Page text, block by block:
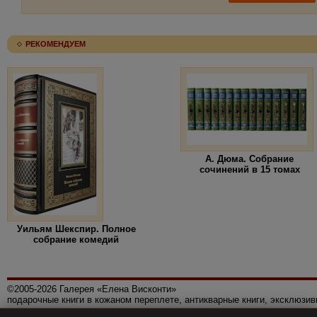
РЕКОМЕНДУЕМ
Уильям Шекспир. Полное
собрание комедий
А. Дюма. Собрание
сочинений в 15 томах
©2005-2026 Галерея «Елена Висконти»
подарочные книги в кожаном переплете, антикварные книги,